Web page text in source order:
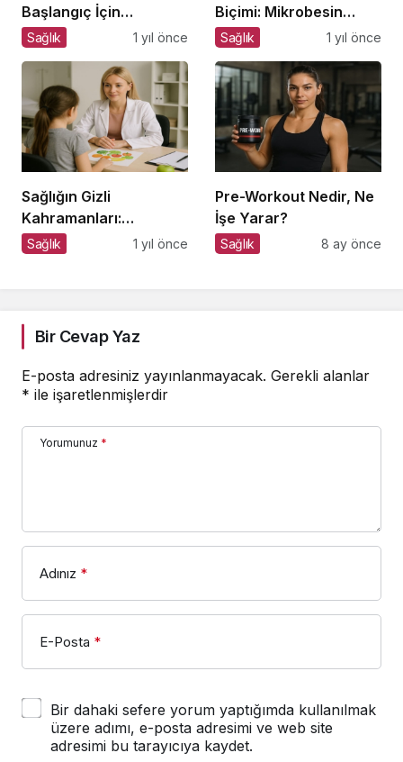
Başlangıç İçin
Beslenme
Sağlık 1 yıl önce
Biçimi: Mikrobesin
Eksikliklerinin
Etkisi
Sağlık 1 yıl önce
Sağlığın Gizli
Kahramanları:
Diyetisyenlerimiz
Sağlık 1 yıl önce
Pre-Workout Nedir, Ne
İşe Yarar?
Sağlık 8 ay önce
Bir Cevap Yaz
E-posta adresiniz yayınlanmayacak. Gerekli alanlar
* ile işaretlenmişlerdir
Yorumunuz *
Adınız *
E-Posta *
Bir dahaki sefere yorum yaptığımda kullanılmak
üzere adımı, e-posta adresimi ve web site
adresimi bu tarayıcıya kaydet.